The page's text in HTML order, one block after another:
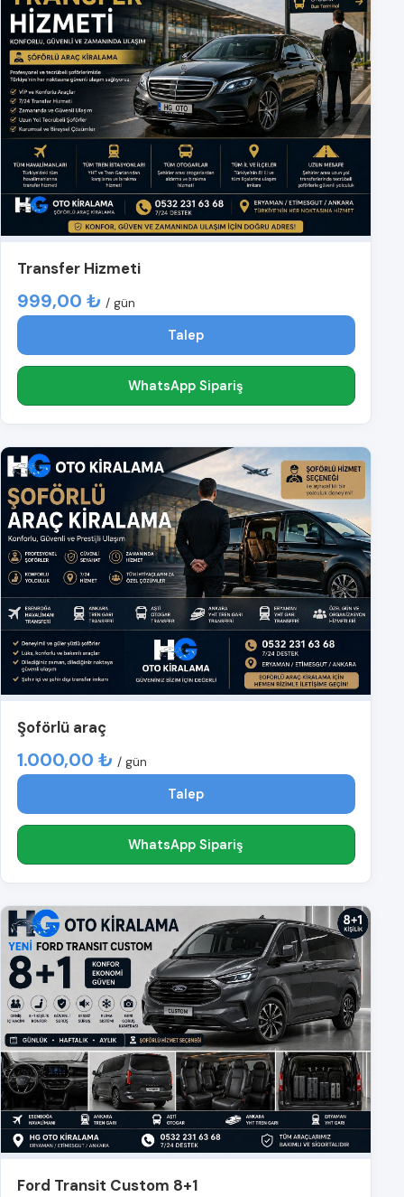
Transfer Hizmeti
999,00 ₺ / gün
Talep
WhatsApp Sipariş
Şoförlü araç
1.000,00 ₺ / gün
Talep
WhatsApp Sipariş
Ford Transit Custom 8+1